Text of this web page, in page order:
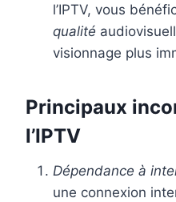
l’IPTV, vous
qualité
visionnage plus
Principaux
l’IPTV
Dépendance à
une connexion